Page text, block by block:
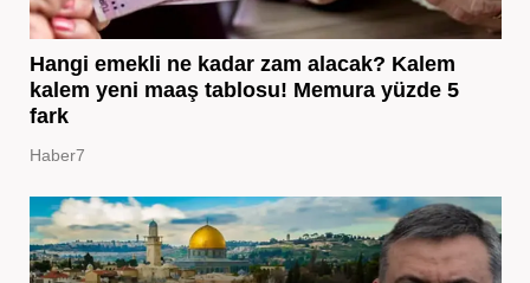
Hangi emekli ne kadar zam alacak? Kalem
kalem yeni maaş tablosu! Memura yüzde 5
fark
Haber7